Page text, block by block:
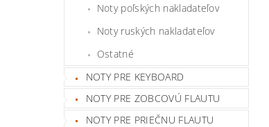
Noty poľských nakladateľov
Noty ruských nakladateľov
Ostatné
NOTY PRE KEYBOARD
NOTY PRE ZOBCOVÚ FLAUTU
NOTY PRE PRIEČNU FLAUTU